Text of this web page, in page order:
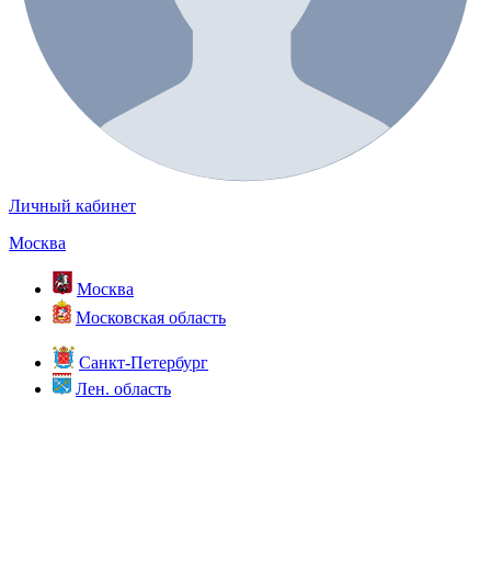
Личный кабинет
Москва
Москва
Московская область
Санкт-Петербург
Лен. область